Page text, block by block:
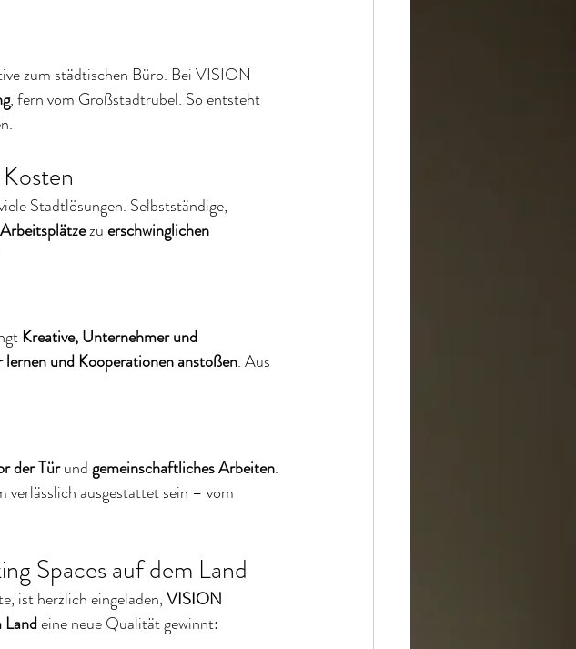
zum städtischen Büro. Bei VISION
, fern vom Großstadtrubel. So entsteht
Stadtlösungen. Selbstständige,
zu erschwinglichen
Kreative, Unternehmer und
lernenund Kooperationen anstoßen. Aus
der Tür und gemeinschaftliches Arbeiten.
ausgestattet sein – vom
Spaces auf dem Land
ist herzlich eingeladen, VISION
Land eine neue Qualität gewinnt: